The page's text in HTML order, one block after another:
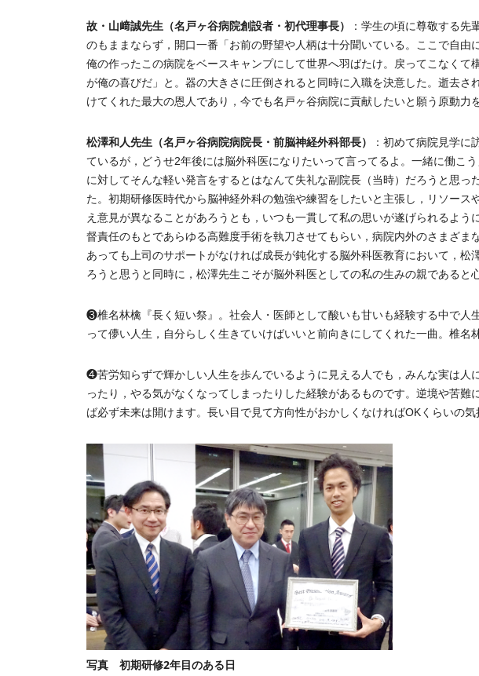
故・山﨑誠先生（名戸ヶ谷病院創設者・初代理事長）
：学生の頃に尊敬する先
のもままならず，開口一番「お前の野望や人柄は十分聞いている。ここで自由
俺の作ったこの病院をベースキャンプにして世界へ羽ばたけ。戻ってこなく
が俺の喜びだ」と。器の大きさに圧倒されると同時に入職を決意した。逝去
けてくれた最大の恩人であり，今でも名戸ヶ谷病院に貢献したいと願う原動力
松澤和人先生（名戸ヶ谷病院病院長・前脳神経外科部長）
：初めて病院見学に
ているが，どうせ2年後には脳外科医になりたいって言ってるよ。一緒に働こ
に対してそんな軽い発言をするとはなんて失礼な副院長（当時）だろうと思っ
た。初期研修医時代から脳神経外科の勉強や練習をしたいと主張し，リソース
え意見が異なることがあろうとも，いつも一貫して私の思いが遂げられるよ
督責任のもとであらゆる高難度手術を執刀させてもらい，病院内外のさまざ
あっても上司のサポートがなければ成長が鈍化する脳外科医教育において，
ろうと思うと同時に，松澤先生こそが脳外科医としての私の生みの親であると
❸椎名林檎『長く短い祭』。社会人・医師として酸いも甘いも経験する中で人
って儚い人生，自分らしく生きていけばいいと前向きにしてくれた一曲。椎名
❹苦労知らずで輝かしい人生を歩んでいるように見える人でも，みんな実は人
ったり，やる気がなくなってしまったりした経験があるものです。逆境や苦
ば必ず未来は開けます。長い目で見て方向性がおかしくなければOKくらいの気
写真 初期研修2年目のある日